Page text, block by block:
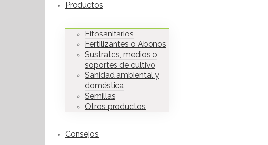
Productos
Fitosanitarios
Fertilizantes o Abonos
Sustratos, medios o
soportes de cultivo
Sanidad ambiental y
doméstica
Semillas
Otros productos
Consejos